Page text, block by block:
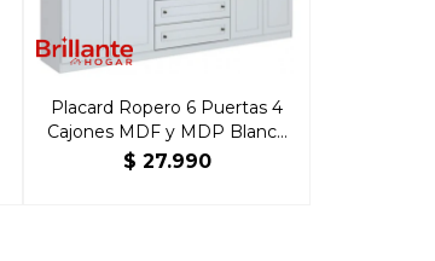
Placard Ropero 6 Puertas 4
Cajones MDF y MDP Blanco
Americano
$ 27.990